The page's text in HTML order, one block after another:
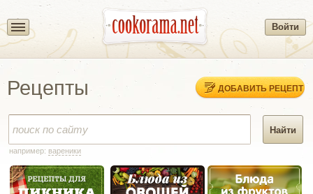
Войти
Рецепты ДОБАВИТЬ РЕЦЕПТ
например: вареники